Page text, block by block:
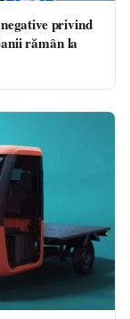
privind
rămân la